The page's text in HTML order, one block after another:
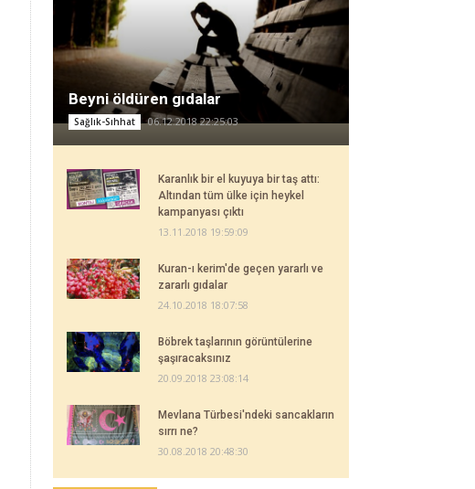
Beyni öldüren gıdalar
Sağlık-Sıhhat 06.12.2018 22:25:03
Karanlık bir el kuyuya bir taş attı:
Altından tüm ülke için heykel
kampanyası çıktı
13.11.2018 19:59:09
Kuran-ı kerim'de geçen yararlı ve
zararlı gıdalar
24.10.2018 18:07:58
Böbrek taşlarının görüntülerine
şaşıracaksınız
20.09.2018 23:08:14
Mevlana Türbesi'ndeki sancakların
sırrı ne?
30.08.2018 20:48:30